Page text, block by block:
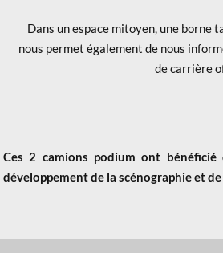
Dans un espace mitoyen, une borne
nous permet également de nous
de carrière
Ces 2 camions podium ont
développement de la scénographie et